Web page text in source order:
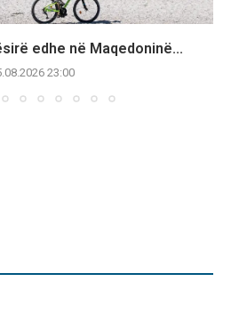
edhe në Maqedoninë...
23:00